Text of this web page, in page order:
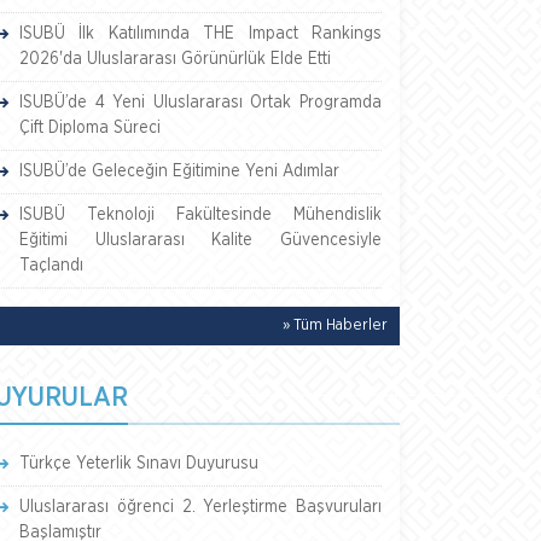
ISUBÜ İlk Katılımında THE Impact Rankings
2026'da Uluslararası Görünürlük Elde Etti
ISUBÜ’de 4 Yeni Uluslararası Ortak Programda
Çift Diploma Süreci
ISUBÜ’de Geleceğin Eğitimine Yeni Adımlar
ISUBÜ Teknoloji Fakültesinde Mühendislik
Eğitimi Uluslararası Kalite Güvencesiyle
Taçlandı
» Tüm Haberler
Türkçe Yeterlik Sınavı Duyurusu
Uluslararası öğrenci 2. Yerleştirme Başvuruları
Başlamıştır